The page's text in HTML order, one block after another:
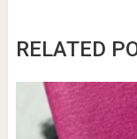
RELATED